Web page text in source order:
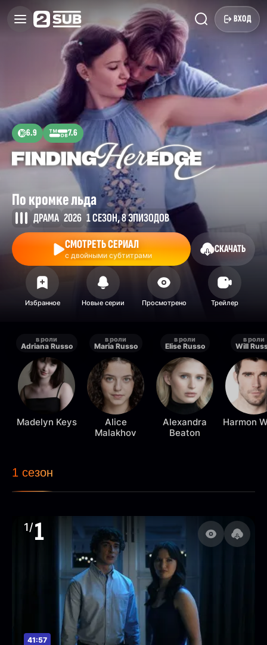
ВХОД
6.9 7.6
По кромке льда
ДРАМА 2026 1 СЕЗОН, 8 ЭПИЗОДОВ
СМОТРЕТЬ СЕРИАЛ
с двойными субтитрами
СКАЧАТЬ
в роли
Adriana Russo
Madelyn Keys
в роли
Maria Russo
Alice
Malakhov
в роли
Elise Russo
Alexandra
Beaton
в роли
Will
Harmon
1 сезон
1/1
41:57